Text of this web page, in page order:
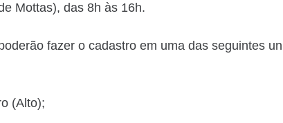
Mottas), das 8h às 16h.
fazer o cadastro em uma das seguintes
(Alto);